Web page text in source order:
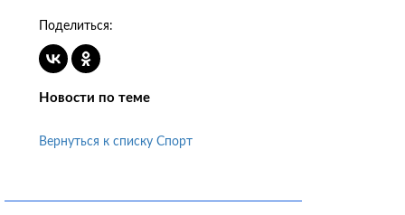
Поделиться:
Новости по теме
Вернуться к списку Спорт